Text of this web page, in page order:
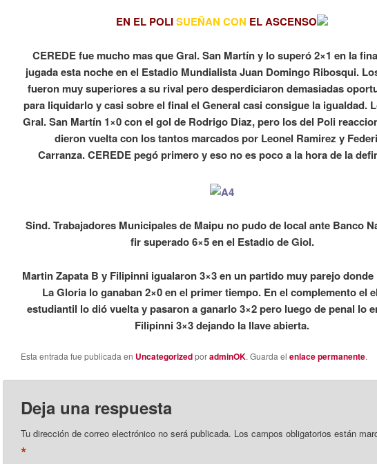
EN EL POLISUEÑAN CON EL ASCENSO
CEREDE fue mucho mas que Gral. San Martín y lo superó 2×1 en la
jugada esta noche en el Estadio Mundialista Juan Domingo Ribosqui.
fueron muy superiores a su rival pero desperdiciaron demasiadas
para liquidarlo y casi sobre el final el General casi consigue la igualdad.
Gral. San Martín 1×0 con el gol de Rodrigo Diaz, pero los del Poli
dieron vuelta con los tantos marcados por Leonel Ramirez y
Carranza.CEREDE pegó primero y eso no es poco a la hora de la
Sind. Trabajadores Municipales de Maipu no pudo de local ante Banco
fir superado 6×5 en el Estadio de Giol.
Martin Zapata B y Filipinni igualaron 3×3 en un partido muy parejo donde
La Gloria lo ganaban 2×0 en el primer tiempo. En el complemento el
estudiantil lo dió vuelta y pasaron a ganarlo 3×2 pero luego de penal lo
Filipinni 3×3 dejando la llave abierta.
Esta entrada fue publicada en UncategorizedporadminOK. Guarda el enlace permanente.
Deja una respuesta
Tu dirección de correo electrónico no será publicada. Los campos obligatorios están
*